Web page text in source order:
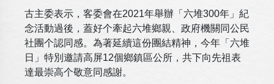
古主委表示，客委會在2021年舉辦「六堆300年」紀
念活動過後，蓋好个牽起六堆鄉親、政府機關同公民
社團个認同感。為著延續這份團結精神，今年「六堆
日」特別邀請高屏12個鄉鎮區公所，共下向先祖表
達最崇高个敬意同感謝。